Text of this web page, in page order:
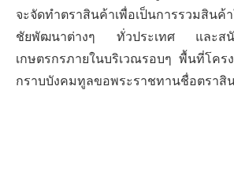
จะจัดทำตราสินค้าเพื่อเป็นการรวมสิน
ชัยพัฒนาต่างๆ
ทั่วประเทศ และสนั
เกษตรกรภายในบริเวณรอบๆ พื้นที่โคร
กราบบังคมทูลขอพระราชทานชื่อตราสิ